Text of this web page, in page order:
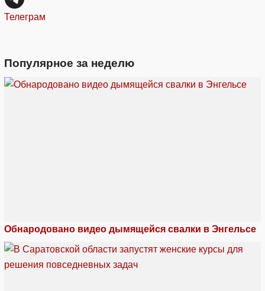
Телеграм
Популярное за неделю
Обнародовано видео дымящейся свалки в Энгельсе